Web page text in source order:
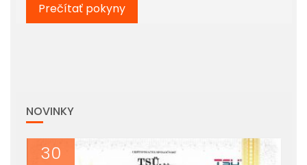
Prečítať pokyny
NOVINKY
30